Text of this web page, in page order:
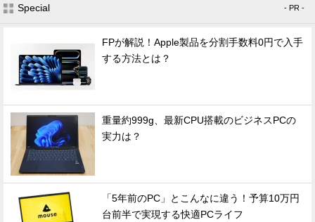
Special - PR -
FPが解説！Apple製品を分割手数料0円で入手
する方法とは？
重量約999g、最新CPU搭載のビジネスPCの
実力は？
「5年前のPC」とこんなに違う！予算10万円
台前半で実現する快適PCライフ